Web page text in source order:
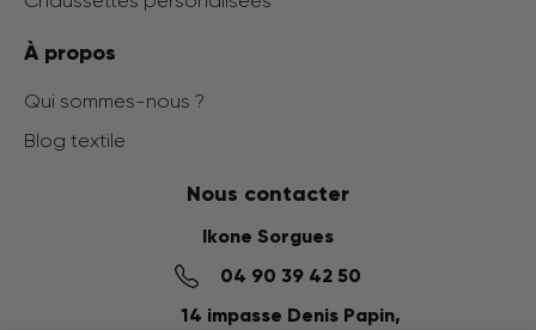
À propos
Qui sommes-nous ?
Blog textile
Nous contacter
Ikone Sorgues
04 90 39 42 50
14 impasse Denis Papin,